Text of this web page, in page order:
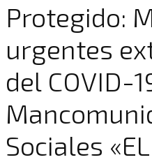
Protegido:
urgentes
del COVID-
Sociales